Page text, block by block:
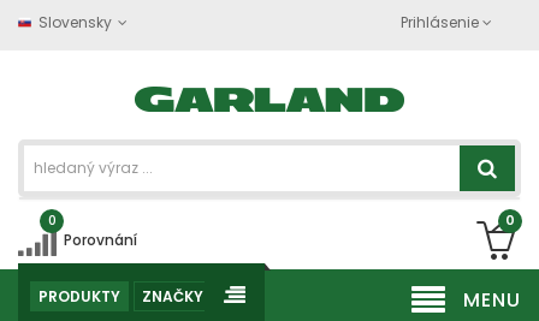
Slovensky Prihlásenie
0
Porovnání
0
MENU
PRODUKTY ZNAČKY